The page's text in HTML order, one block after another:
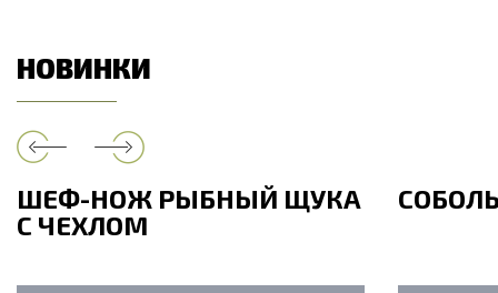
НОВИНКИ
ШЕФ-НОЖ РЫБНЫЙ ЩУКА
С ЧЕХЛОМ